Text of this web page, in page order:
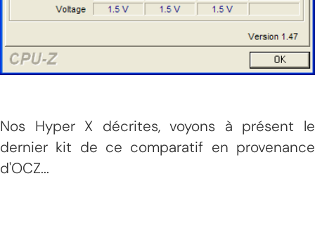
Nos Hyper X décrites, voyons à présent le
dernier kit de ce comparatif en provenance
d'OCZ...